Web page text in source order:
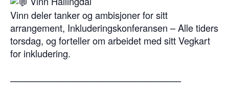
Vinn deler tanker og ambisjoner for sitt
arrangement, Inkluderingskonferansen – Alle tiders
torsdag, og forteller om arbeidet med sitt Vegkart
for inkludering.
——————————————————–